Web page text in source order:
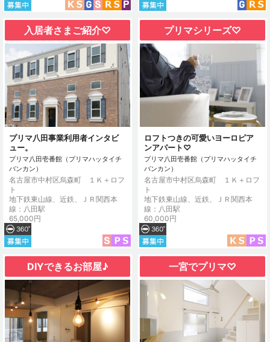
入居者さまご紹介♡
プリマ八田事業利用者インタビ
ュー。
プリマ八田壱番館（プリマハッタイチ
バンカン）
名古屋市中村区烏森町 １Ｋ＋ロフ
ト
地下鉄東山線、近鉄、ＪＲ関西本
線：八田駅
65,000円
プリマシリーズ♡
ロフトつきの可愛いヨーロピア
ンアパート♡
プリマ八田壱番館（プリマハッタイチ
バンカン）
名古屋市中村区烏森町 １Ｋ＋ロフ
ト
地下鉄東山線、近鉄、ＪＲ関西本
線：八田駅
60,000円
DIYできるお部屋♪ 一宮でプリマ♡